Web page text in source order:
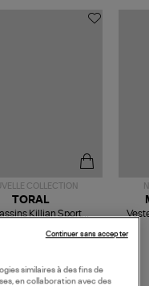
COLLECTION
TORAL
Killian Sport
similaires à des fins de
en collaboration avec des
Continuer sans accepter